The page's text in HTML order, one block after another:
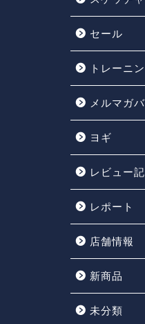
セール
トレーニ
メルマガ
ヨギ
レビュー
レポート
店舗情報
新商品
未分類